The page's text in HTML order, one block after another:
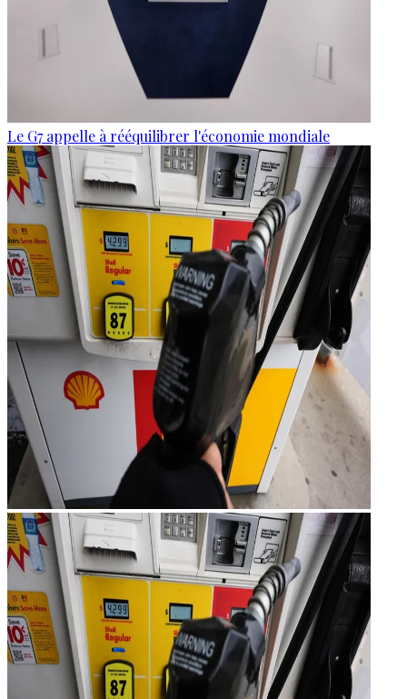
Le G7 appelle à rééquilibrer l'économie mondiale